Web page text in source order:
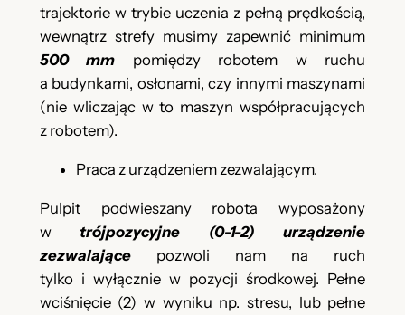
trajektorie w trybie uczenia z pełną prędkością,
wewnątrz strefy musimy zapewnić minimum
500 mm pomiędzy robotem w ruchu
a budynkami, osłonami, czy innymi maszynami
(nie wliczając w to maszyn współpracujących
z robotem).
Praca z urządzeniem zezwalającym.
Pulpit podwieszany robota wyposażony
w trójpozycyjne (0-1-2) urządzenie
zezwalającepozwoli nam na ruch
tylko i wyłącznie w pozycji środkowej. Pełne
wciśnięcie (2) w wyniku np. stresu, lub pełne